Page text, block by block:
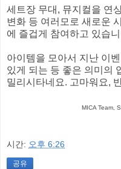
세트장 무대, 뮤지컬을 연
변화 등 여러모로 새로운
에 즐겁게 참여하고 있습
아이템을 모아서 지난 이
있게 되는 등 좋은 의미의
밀리시타네요. 고마워요,
MICA Team,
시간: 오후 6:26
공유